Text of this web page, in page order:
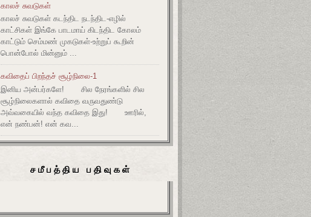
காலச் சுவடுகள்
காலச் சுவடுகள் கடந்திட நடந்திட-எழில்
காட்சிகள் இங்கே பாடமாய் கிடந்திட கோலம்
காட்டும் செம்மண் முகடுகள்-உற்றுப் கூறின்
பொன்போல் மின்னும் ...
கவிதைப் பிறந்தச் சூழ்நிலை-1
இனிய அன்பர்களே! சில நேரங்களில் சில
சூழ்நிலைகளால் கவிதை வருவதுண்டு
அவ்வகையில் வந்த கவிதை இது! ஊரில்,
என் நண்பன்! என் கவ...
சமீபத்திய பதிவுகள்